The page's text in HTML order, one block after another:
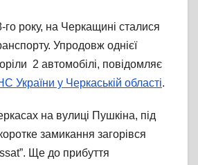
року, на Черкащині сталися
Упродовж однієї
2 автомобілі, повідомляє
України у Черкаській області.
на вулиці Пушкіна, під
замикання загорівся
Ще до прибуття